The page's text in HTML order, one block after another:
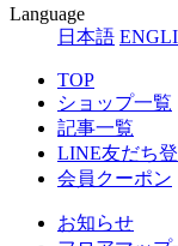
Language
日本語
TOP
ショップ一覧
記事一覧
LINE友だち
会員クーポン
お知らせ